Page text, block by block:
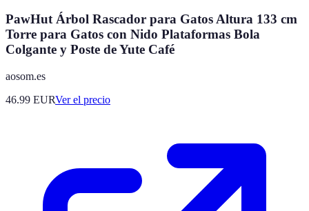
PawHut Árbol Rascador para Gatos Altura 133 cm
Torre para Gatos con Nido Plataformas Bola
Colgante y Poste de Yute Café
aosom.es
46.99 EURVer el precio